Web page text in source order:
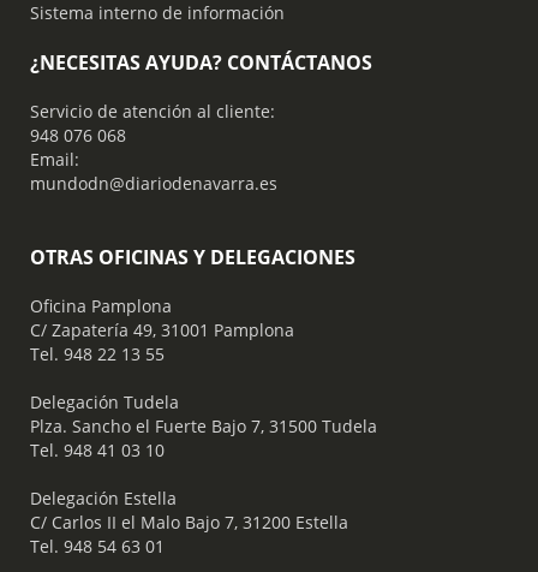
Sistema interno de información
¿NECESITAS AYUDA? CONTÁCTANOS
Servicio de atención al cliente:
948 076 068
Email:
mundodn@diariodenavarra.es
OTRAS OFICINAS Y DELEGACIONES
Oficina Pamplona
C/ Zapatería 49, 31001 Pamplona
Tel. 948 22 13 55
​ Delegación Tudela
Plza. Sancho el Fuerte Bajo 7, 31500 Tudela
Tel. 948 41 03 10
​ Delegación Estella
C/ Carlos II el Malo Bajo 7, 31200 Estella
Tel. 948 54 63 01